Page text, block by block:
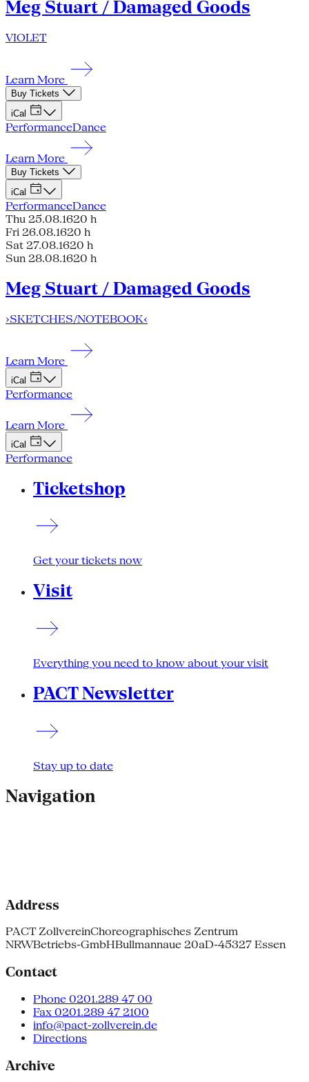
Meg Stuart / Damaged Goods
VIOLET
Learn More
Buy Tickets
iCal
PerformanceDance
Learn More
Buy Tickets
iCal
PerformanceDance
Thu 25.08.1620 h
Fri 26.08.1620 h
Sat 27.08.1620 h
Sun 28.08.1620 h
Meg Stuart / Damaged Goods
›SKETCHES/NOTEBOOK‹
Learn More
iCal
Performance
Learn More
iCal
Performance
Ticketshop
Get your tickets now
Visit
Everything you need to know about your visit
PACT Newsletter
Stay up to date
Navigation
Address
PACT ZollvereinChoreographisches Zentrum
NRWBetriebs-GmbHBullmannaue 20aD-45327 Essen
Contact
Phone 0201.289 47 00
Fax 0201.289 47 2100
info@pact-zollverein.de
Directions
Archive